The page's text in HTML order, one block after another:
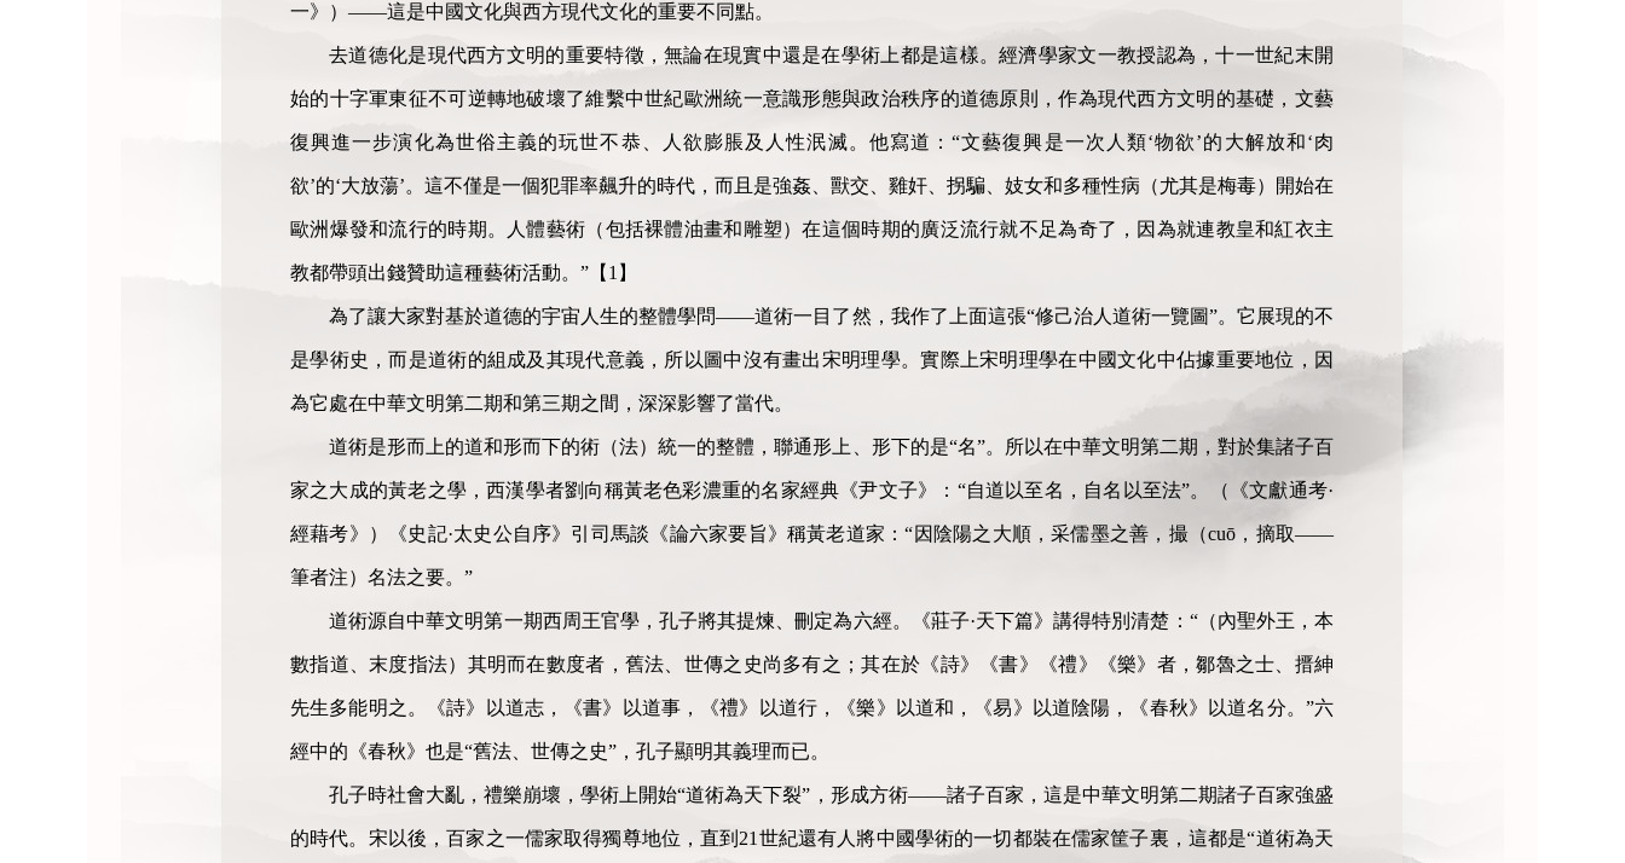
一》）——這是中國文化與西方現代文化的重要不同點。
去道德化是現代西方文明的重要特徵，無論在現實中還是在學術上都是這樣。經濟學家文一教授認為，十一世紀末開
始的十字軍東征不可逆轉地破壞了維繫中世紀歐洲統一意識形態與政治秩序的道德原則，作為現代西方文明的基礎，文藝
復興進一步演化為世俗主義的玩世不恭、人欲膨脹及人性泯滅。他寫道：“文藝復興是一次人類‘物欲’的大解放和‘肉
欲’的‘大放蕩’。這不僅是一個犯罪率飆升的時代，而且是強姦、獸交、雞奸、拐騙、妓女和多種性病（尤其是梅毒）開始在
歐洲爆發和流行的時期。人體藝術（包括裸體油畫和雕塑）在這個時期的廣泛流行就不足為奇了，因為就連教皇和紅衣主
教都帶頭出錢贊助這種藝術活動。”【1】
為了讓大家對基於道德的宇宙人生的整體學問——道術一目了然，我作了上面這張“修己治人道術一覽圖”。它展現的不
是學術史，而是道術的組成及其現代意義，所以圖中沒有畫出宋明理學。實際上宋明理學在中國文化中佔據重要地位，因
為它處在中華文明第二期和第三期之間，深深影響了當代。
道術是形而上的道和形而下的術（法）統一的整體，聯通形上、形下的是“名”。所以在中華文明第二期，對於集諸子百
家之大成的黃老之學，西漢學者劉向稱黃老色彩濃重的名家經典《尹文子》：“自道以至名，自名以至法”。（《文獻通考·
經藉考》）《史記·太史公自序》引司馬談《論六家要旨》稱黃老道家：“因陰陽之大順，采儒墨之善，撮（cuō，摘取——
筆者注）名法之要。”
道術源自中華文明第一期西周王官學，孔子將其提煉、刪定為六經。《莊子·天下篇》講得特別清楚：“（內聖外王，本
數指道、末度指法）其明而在數度者，舊法、世傳之史尚多有之；其在於《詩》《書》《禮》《樂》者，鄒魯之士、搢紳
先生多能明之。《詩》以道志，《書》以道事，《禮》以道行，《樂》以道和，《易》以道陰陽，《春秋》以道名分。”六
經中的《春秋》也是“舊法、世傳之史”，孔子顯明其義理而已。
孔子時社會大亂，禮樂崩壞，學術上開始“道術為天下裂”，形成方術——諸子百家，這是中華文明第二期諸子百家強盛
的時代。宋以後，百家之一儒家取得獨尊地位，直到21世紀還有人將中國學術的一切都裝在儒家筐子裏，這都是“道術為天